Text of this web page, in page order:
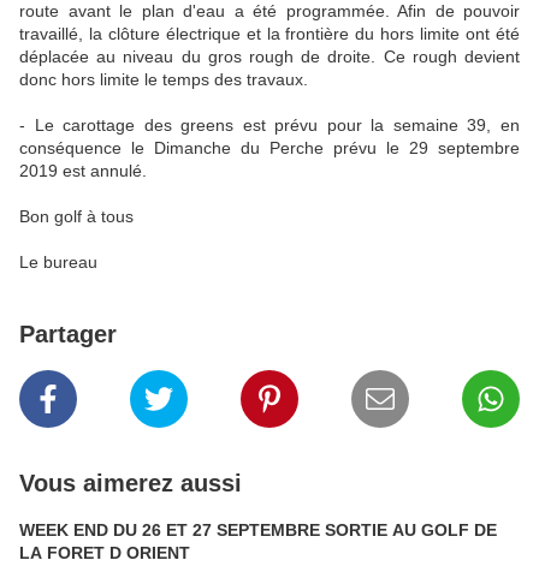
route avant le plan d'eau a été programmée. Afin de pouvoir
travaillé, la clôture électrique et la frontière du hors limite ont été
déplacée au niveau du gros rough de droite. Ce rough devient
donc hors limite le temps des travaux.
- Le carottage des greens est prévu pour la semaine 39, en
conséquence le Dimanche du Perche prévu le 29 septembre
2019 est annulé.
Bon golf à tous
Le bureau
Partager
Vous aimerez aussi
WEEK END DU 26 ET 27 SEPTEMBRE SORTIE AU GOLF DE
LA FORET D ORIENT